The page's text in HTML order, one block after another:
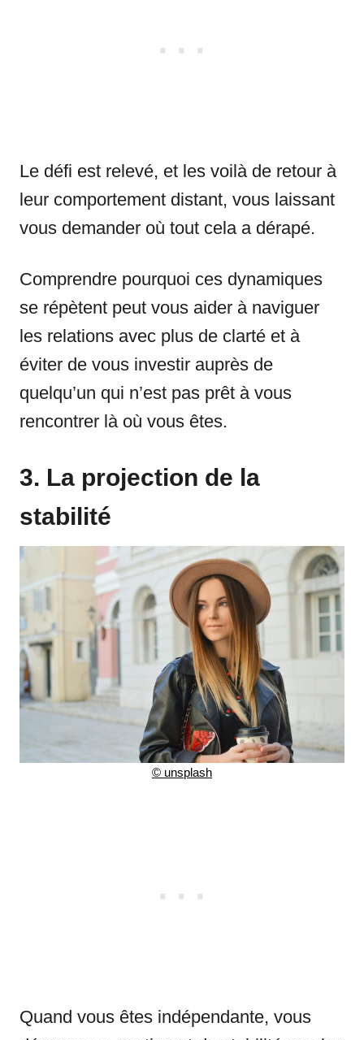
Le défi est relevé, et les voilà de retour à
leur comportement distant, vous laissant
vous demander où tout cela a dérapé.
Comprendre pourquoi ces dynamiques
se répètent peut vous aider à naviguer
les relations avec plus de clarté et à
éviter de vous investir auprès de
quelqu’un qui n’est pas prêt à vous
rencontrer là où vous êtes.
3. La projection de la
stabilité
© unsplash
Quand vous êtes indépendante, vous